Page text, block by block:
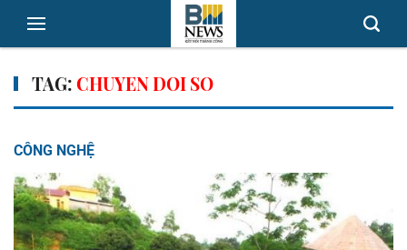
TAG:CHUYEN DOI SO
CÔNG NGHỆ